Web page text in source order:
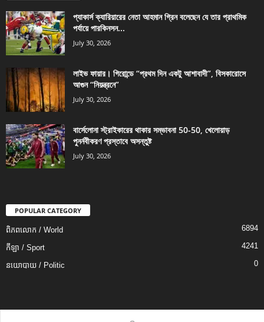
প্যাকার্স ক্যারিয়ারের নেতা আহমান গ্রিন বলেছেন যে তার প্রাথমিক
পর্যায়ে পারকিনসন...
July 30, 2026
লাইভ ফায়ার। গিরোন্ডে “প্রথম দিন একটু আশাবাদী”, বিসকারোসে
আগুন “নিয়ন্ত্রনে”
July 30, 2026
বার্সেলোনা স্ট্রাইকারের থাকার সম্ভাবনা 50-50, খেলোয়াড়
পুনর্নবীকরণ প্রস্তাবে অসন্তুষ্ট
July 30, 2026
POPULAR CATEGORY
ពិភពលោក / World 6894
កីឡា / Sport 4241
នយោបាយ / Politic 0